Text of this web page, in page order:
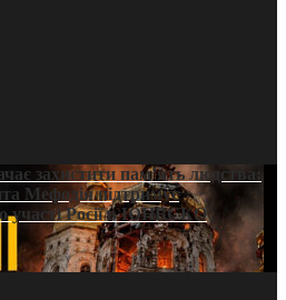
захистити пам’ять людства:
Мефодія підтримує
участі Росії в ЮНЕСКО